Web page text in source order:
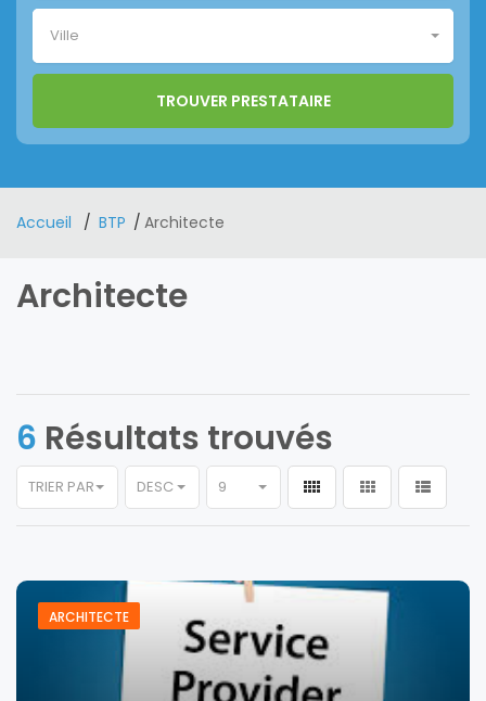
Ville
Accueil BTP Architecte
Architecte
6 Résultats trouvés
TRIER PAR DESC 9
ARCHITECTE